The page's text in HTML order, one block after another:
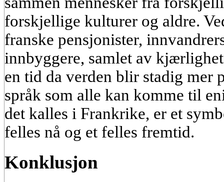
forskjellige kulturer og aldre.
franske pensjonister,
innbyggere, samlet av
en tid da verden blir stadig mer
språk som alle kan komme til
det kalles i Frankrike, er et
felles nå og et felles fremtid.
Konklusjon